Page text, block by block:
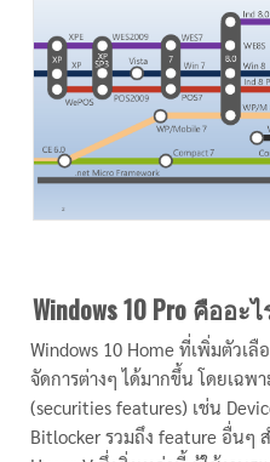
Windows 10 Pro คืออะ
Windows 10 Home ที่เพิ่มตัวเลื
จัดการต่างๆ ได้มากขึ้น โดยเฉพ
(securities features) เช่น
Bitlocker รวมถึง feature อื่นๆ